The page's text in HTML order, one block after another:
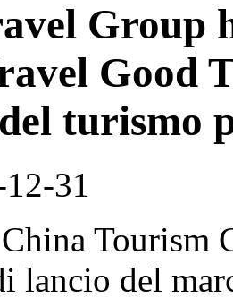
Group
Good
turismo
31
Tourism
lancio del